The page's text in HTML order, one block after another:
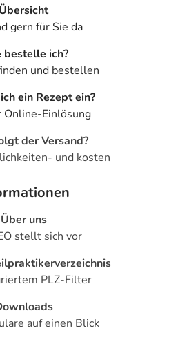
Übersicht
gern für Sie da
ich?
und bestellen
ein Rezept ein?
Online-Einlösung
der Versand?
und kosten
Über uns
stellt sich vor
PLZ-Filter
auf einen Blick